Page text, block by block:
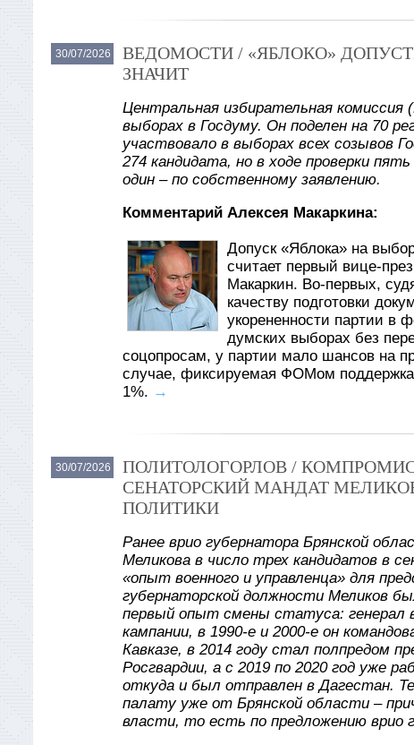
30/07/2026
ВЕДОМОСТИ / «ЯБЛОКО»
ЗНАЧИТ
Центральная избирательная комиссия
выборах в Госдуму. Он поделен на 70
участвовало в выборах всех созывов
274 кандидата, но в ходе проверки
один – по собственному заявлению.
Комментарий Алексея Макаркина:
Допуск «Яблока» на
считает первый вице-
Макаркин. Во-первых,
качеству подготовки
укорененности партии в
думских выборах без
соцопросам, у партии мало шансов на
случае, фиксируемая ФОМом
1%. →
30/07/2026
ПОЛИТОЛОГОРЛОВ /
СЕНАТОРСКИЙ МАНДАТ
ПОЛИТИКИ
Ранее врио губернатора Брянской
Меликова в число трех кандидатов в
«опыт военного и управленца» для
губернаторской должности Меликов
первый опыт смены статуса: генерал
кампании, в 1990-е и 2000-е он
Кавказе, в 2014 году стал полпредом
Росгвардии, а с 2019 по 2020 год уже
откуда и был отправлен в Дагестан.
палату уже от Брянской области –
власти, то есть по предложению врио